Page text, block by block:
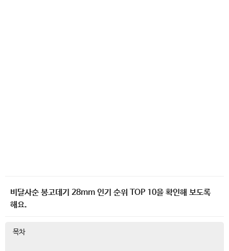
비달사순 봉고데기 28mm 인기 순위 TOP 10을 확인해 보도록
해요.
목차